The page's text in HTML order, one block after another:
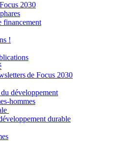
2030
financement
!
de Focus 2030
développement
hommes
durable